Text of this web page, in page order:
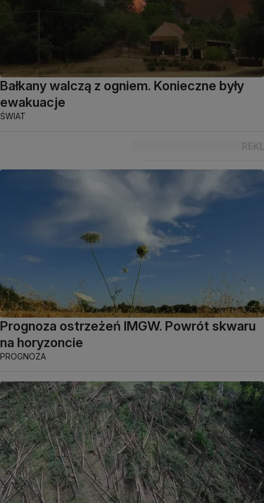
Bałkany walczą z ogniem. Konieczne były
ewakuacje
ŚWIAT
Prognoza ostrzeżeń IMGW. Powrót skwaru
na horyzoncie
PROGNOZA